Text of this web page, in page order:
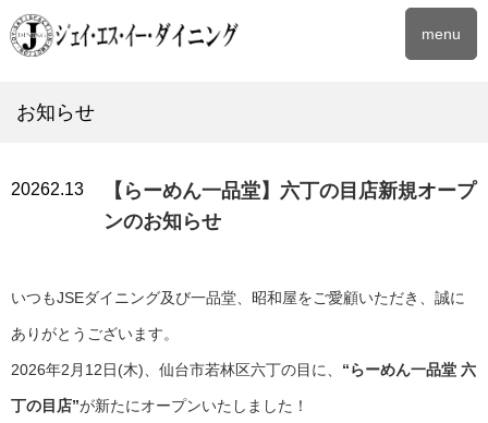
menu
お知らせ
20262.13
【らーめん一品堂】六丁の目店新規オープ
ンのお知らせ
いつもJSEダイニング及び一品堂、昭和屋をご愛顧いただき、誠に
ありがとうございます。
2026年2月12日(木)、仙台市若林区六丁の目に、 “らーめん一品堂 六
丁の目店”が新たにオープンいたしました！